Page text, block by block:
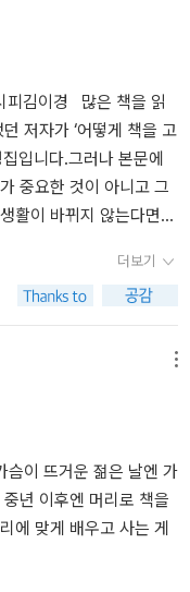
책을 읽는지가 무척 중
다루고 있어때론 거북
통을 함께 공감하고 이
을 느끼며책장에 묵혀
어릴적엔 발로 세상을
을 읽고,머리로 기운이
애 리듬에 따르는 공부
까요? p132'
위해서는 책 한 권을 달
를 하든 필사를 하든 손
는 혼자서 오롯이 행하
다른 사람의 생각이
생활도 풍요롭게 할 수
을 필요는 없지만, 살면
다는 건 삭막하고 황폐
이 많은 나는 참 행복한
때려치우고 하던 데로
었다. 그래도 지금까지
분들도 많이 계시고 책
셔서 ‘이정도면 괜찮겠
에게 또 다른 고민이 생겼
이나 내 생각이 정말 비
어야 하는데 그런 변화
직은 성숙하지 못하며
로 활동하고 있는 분이
이분이 쓴 책을 읽으면
. 제목이 <책 먹는 법>
한다. 읽기 시작하는
독하는 법, 여럿이 읽는
읽는 법, 고전 읽는 법
다. 하지만 이 책에서
는 방법은 아닐 것이다.
을 쓰며 찾아낸, 삶의 고
기라는 말이 아니라 우
은 책을 읽
저자가 ‘어떻게 책을 고
입니다.그러나 본문에
중요한 것이 아니고 그
활이 바뀌지 않는다면
, 취미로, 즐거움으로 읽
어렵고 내용이 깊은
이 아니라, 읽기 편하고
책조차도 빠르게 바뀌는
힘든 일이기는 하지만
든 시기를 견뎌내야 한다
과 관심이 있는 부분의
자신의 삶의 질문, 자기
이 읽는 것이 중요한 것
면 자신과 다른 세계와
는 말합니다.그렇지만
더보기
슴이 뜨거운 젊은 날엔 가
년 이후엔 머리로 책을
에 맞게 배우고 사는 게